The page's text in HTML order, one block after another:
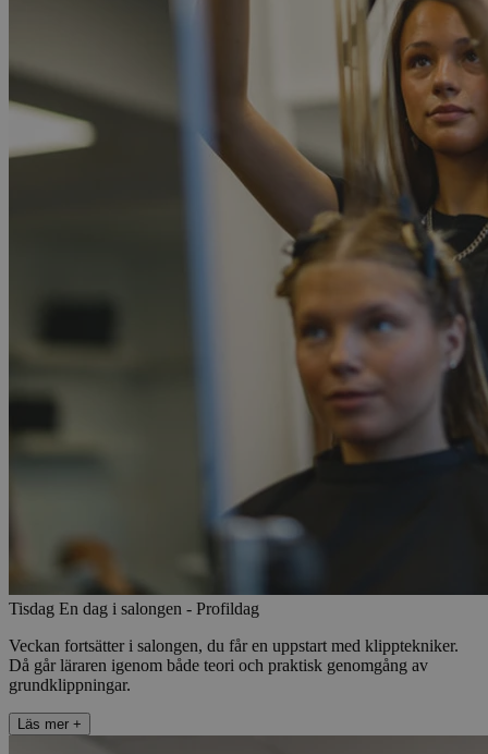
Tisdag En dag i salongen - Profildag
Veckan fortsätter i salongen, du får en uppstart med klipptekniker.
Då går läraren igenom både teori och praktisk genomgång av
grundklippningar.
Läs mer +